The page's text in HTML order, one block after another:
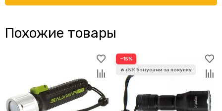
Похожие товары
−15%